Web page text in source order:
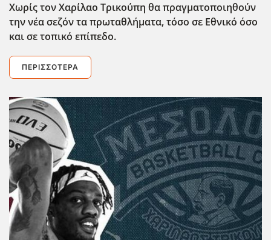
Χωρίς τον Χαρίλαο Τρικούπη θα πραγματοποιηθούν
την νέα σεζόν τα πρωταθλήματα, τόσο σε Εθνικό όσο
και σε τοπικό επίπεδο.
ΠΕΡΙΣΣΌΤΕΡΑ